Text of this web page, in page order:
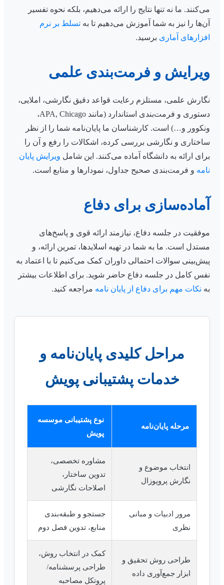
می‌کنند. ما نه تنها نتایج را ارائه می‌دهیم، بلکه نحوه تفسیر
آن‌ها را نیز به شما آموزش می‌دهیم تا به تسلط بر نرم
افزارهای آماری برسید.
ویرایش و فرمت‌بندی علمی
نگارش علمی، مستلزم رعایت قواعد دقیق نگارشی، املایی،
دستوری و فرمت‌بندی استاندارد (مانند APA, Chicago،
ونکوور و…) است. کارشناسان ما پایان‌نامه شما را از نظر
ساختاری و نگارشی بررسی کرده، اشکالات را رفع و آن را
برای ارائه به دانشگاه آماده می‌کنند. این شامل ویرایش پایان
نامه و فرمت‌بندی صحیح جداول، نمودارها و منابع است.
آماده‌سازی برای دفاع
موفقیت در جلسه دفاع، نیازمند ارائه قوی و پاسخ‌های
مستدل است. ما به شما در تهیه اسلایدها، تمرین ارائه، و
پیش‌بینی سوالات احتمالی داوران کمک می‌کنیم تا با اعتماد به
نفس کامل در جلسه دفاع حاضر شوید. برای اطلاعات بیشتر
به نکات مهم برای دفاع از پایان نامه مراجعه کنید.
مراحل کلیدی پایان‌نامه و
خدمات پشتیبانی پویش
مرحله پایان‌نامه
نوع پشتیبانی موسسه
پویش
انتخاب موضوع و
نگارش پروپوزال
مشاوره تخصصی،
تدوین ساختار،
اصلاحات نگارشی
مرور ادبیات و مبانی
نظری
جستجو و طبقه‌بندی
منابع، تدوین فصل دوم
طراحی روش تحقیق و
ابزار جمع‌آوری داده
کمک در انتخاب روش،
طراحی پرسشنامه/
پروتکل مصاحبه